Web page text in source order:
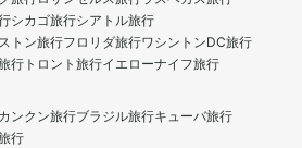
シカゴ旅行シアトル旅行
トン旅行フロリダ旅行ワシントンDC旅行
行 トロント旅行イエローナイフ旅行
カンクン旅行ブラジル旅行キューバ旅行
行